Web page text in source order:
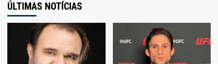
ÚLTIMAS NOTÍCIAS